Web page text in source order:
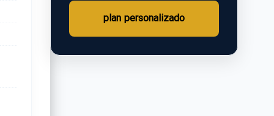
plan personalizado